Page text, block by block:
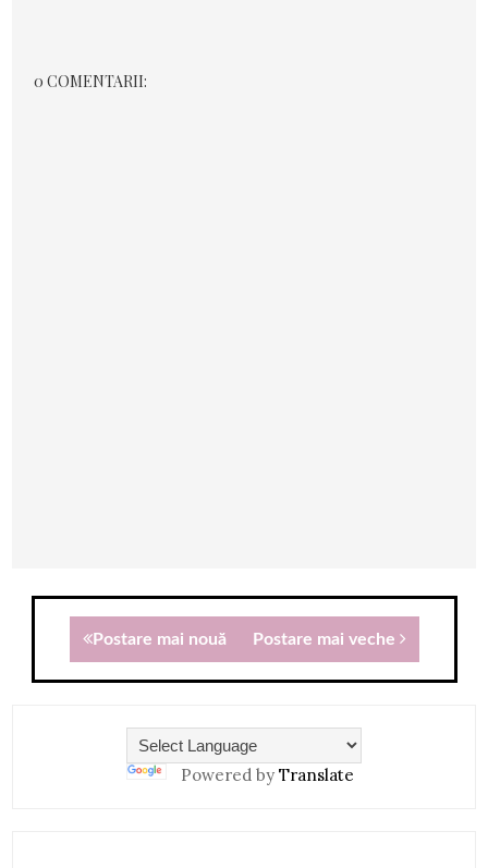
0 COMENTARII:
Postare mai nouă Postare mai veche
Powered by Translate